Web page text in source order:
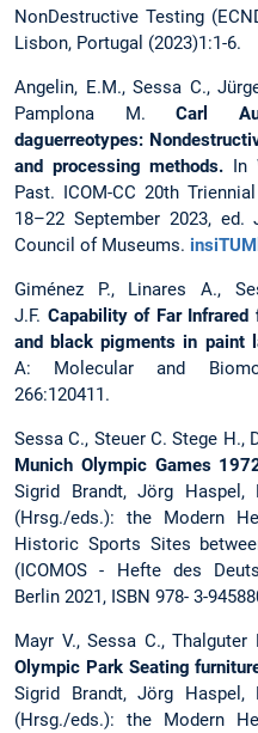
NonDestructive Testing
Lisbon, Portugal (2023)1:1-6.
Angelin, E.M., Sessa C.,
Pamplona M.Carl
daguerreotypes:
and processing methods. In
Past. ICOM-CC 20th
18–22 September 2023, ed.
Council of Museums.
Giménez P., Linares A.,
J.F. Capability of Far
and black pigments in paint
A: Molecular and
266:120411.
Sessa C., Steuer C. Stege H.,
Munich Olympic Games
Sigrid Brandt, Jörg Haspel,
(Hrsg./eds.): the Modern
Historic Sports Sites
(ICOMOS - Hefte des
Berlin 2021, ISBN 978- 3-
Mayr V., Sessa C.,
Olympic Park Seating
Sigrid Brandt, Jörg Haspel,
(Hrsg./eds.): the Modern